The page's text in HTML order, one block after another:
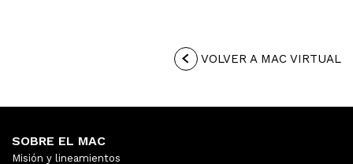
VOLVER A MAC VIRTUAL
SOBRE EL MAC
Misión y lineamientos